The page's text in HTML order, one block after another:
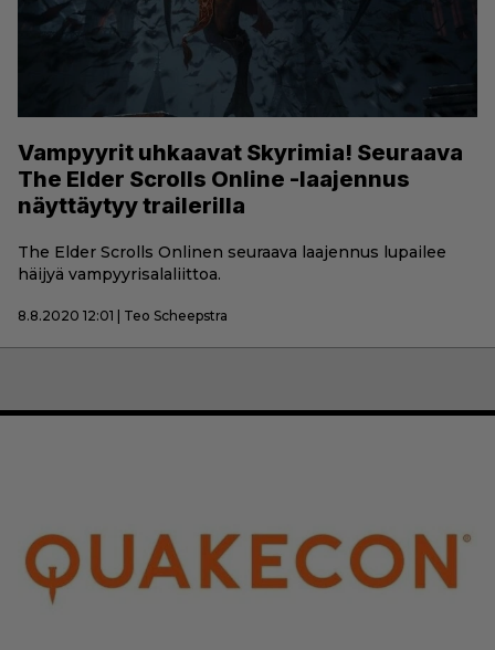
Vampyyrit uhkaavat Skyrimia! Seuraava
The Elder Scrolls Online -laajennus
näyttäytyy trailerilla
The Elder Scrolls Onlinen seuraava laajennus lupailee
häijyä vampyyrisalaliittoa.
8.8.2020 12:01 | Teo Scheepstra